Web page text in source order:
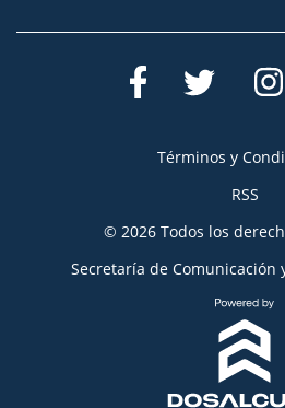
Términos y
RSS
© 2026 Todos los
Secretaría de Comunicación